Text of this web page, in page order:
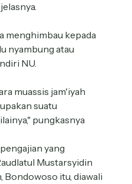
menghimbau kepada
nyambung atau
NU.
muassis jam'iyah
suatu
pungkasnya
yang
Mustarsyidin
Bondowoso itu, diawali